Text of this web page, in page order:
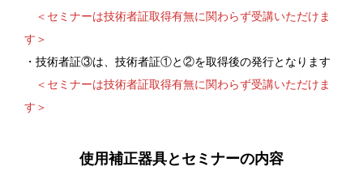
＜セミナーは技術者証取得有無に関わらず受講いただけま
す＞
・技術者証③は、技術者証①と②を取得後の発行となります
＜セミナーは技術者証取得有無に関わらず受講いただけま
す＞
使用補正器具とセミナーの内容